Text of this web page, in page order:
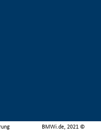
BMWi.de, 2021 ©